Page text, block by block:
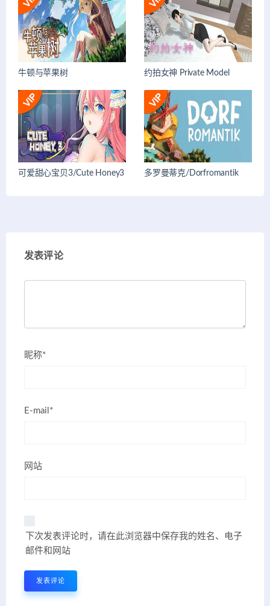
牛顿与苹果树 约拍女神 Private Model
可爱甜心宝贝3/Cute Honey3 多罗曼蒂克/Dorfromantik
发表评论
昵称*
E-mail*
网站
下次发表评论时，请在此浏览器中保存我的姓名、电子
邮件和网站